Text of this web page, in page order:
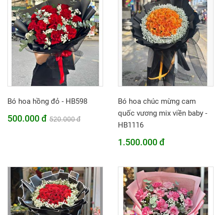
Bó hoa hồng đỏ - HB598
500.000 đ 520.000 đ
Bó hoa chúc mừng cam
quốc vương mix viền baby -
HB1116
1.500.000 đ